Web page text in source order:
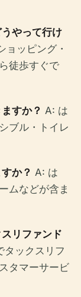
やって行け
ョッピング・
徒歩すぐで
すか？ A: は
ブル・トイレ
か？ A: は
ムなどが含ま
リファンド
タックスリフ
タマーサービ